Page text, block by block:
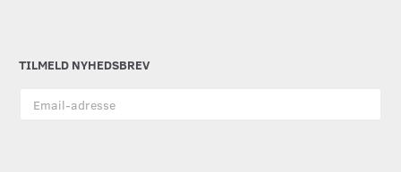
TILMELD NYHEDSBREV
adresse